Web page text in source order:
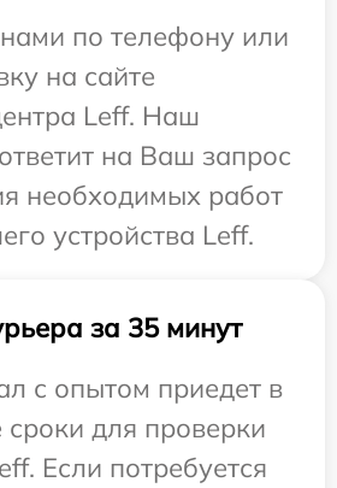
по телефону или
на сайте
Leff. Наш
на Ваш запрос
необходимых работ
устройства Leff.
за 35 минут
с опытом приедет в
для проверки
Если потребуется